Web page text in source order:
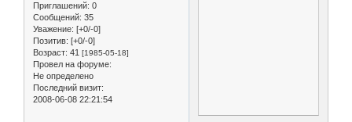
Приглашений: 0
Сообщений: 35
Уважение: [+0/-0]
Позитив: [+0/-0]
Возраст: 41 [1985-05-18]
Провел на форуме:
Не определено
Последний визит:
2008-06-08 22:21:54